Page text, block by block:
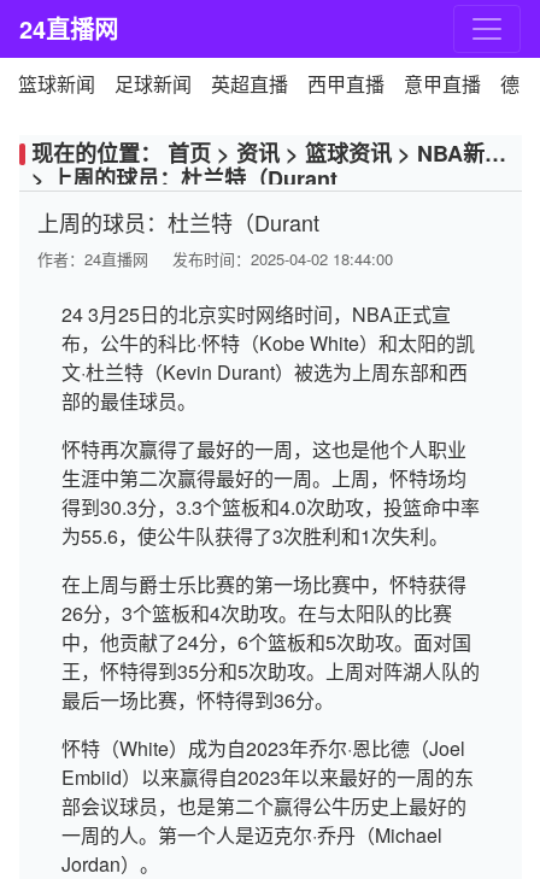
24直播网
篮球新闻 足球新闻 英超直播 西甲直播 意甲直播 德
现在的位置： 首页 > 资讯 > 篮球资讯 > NBA新闻
> 上周的球员：杜兰特（Durant
上周的球员：杜兰特（Durant
作者： 24直播网 发布时间：2025-04-02 18:44:00
24 3月25日的北京实时网络时间，NBA正式宣
布，公牛的科比·怀特（Kobe White）和太阳的凯
文·杜兰特（Kevin Durant）被选为上周东部和西
部的最佳球员。
怀特再次赢得了最好的一周，这也是他个人职业
生涯中第二次赢得最好的一周。上周，怀特场均
得到30.3分，3.3个篮板和4.0次助攻，投篮命中率
为55.6，使公牛队获得了3次胜利和1次失利。
在上周与爵士乐比赛的第一场比赛中，怀特获得
26分，3个篮板和4次助攻。在与太阳队的比赛
中，他贡献了24分，6个篮板和5次助攻。面对国
王，怀特得到35分和5次助攻。上周对阵湖人队的
最后一场比赛，怀特得到36分。
怀特（White）成为自2023年乔尔·恩比德（Joel
Embiid）以来赢得自2023年以来最好的一周的东
部会议球员，也是第二个赢得公牛历史上最好的
一周的人。第一个人是迈克尔·乔丹（Michael
Jordan）。